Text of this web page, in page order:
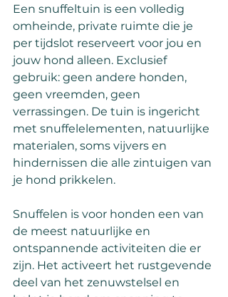
Een snuffeltuin is een volledig
omheinde, private ruimte die je
per tijdslot reserveert voor jou en
jouw hond alleen. Exclusief
gebruik: geen andere honden,
geen vreemden, geen
verrassingen. De tuin is ingericht
met snuffelelementen, natuurlijke
materialen, soms vijvers en
hindernissen die alle zintuigen van
je hond prikkelen.
Snuffelen is voor honden een van
de meest natuurlijke en
ontspannende activiteiten die er
zijn. Het activeert het rustgevende
deel van het zenuwstelsel en